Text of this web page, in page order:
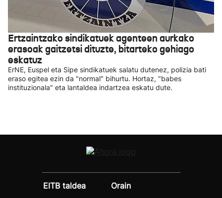
Ertzaintzako sindikatuek agenteen aurkako
erasoak gaitzetsi dituzte, bitarteko gehiago
eskatuz
ErNE, Euspel eta Sipe sindikatuek salatu dutenez, polizia bati
eraso egitea ezin da "normal" bihurtu. Hortaz, "babes
instituzionala" eta lantaldea indartzea eskatu dute.
EITB taldea
Orain